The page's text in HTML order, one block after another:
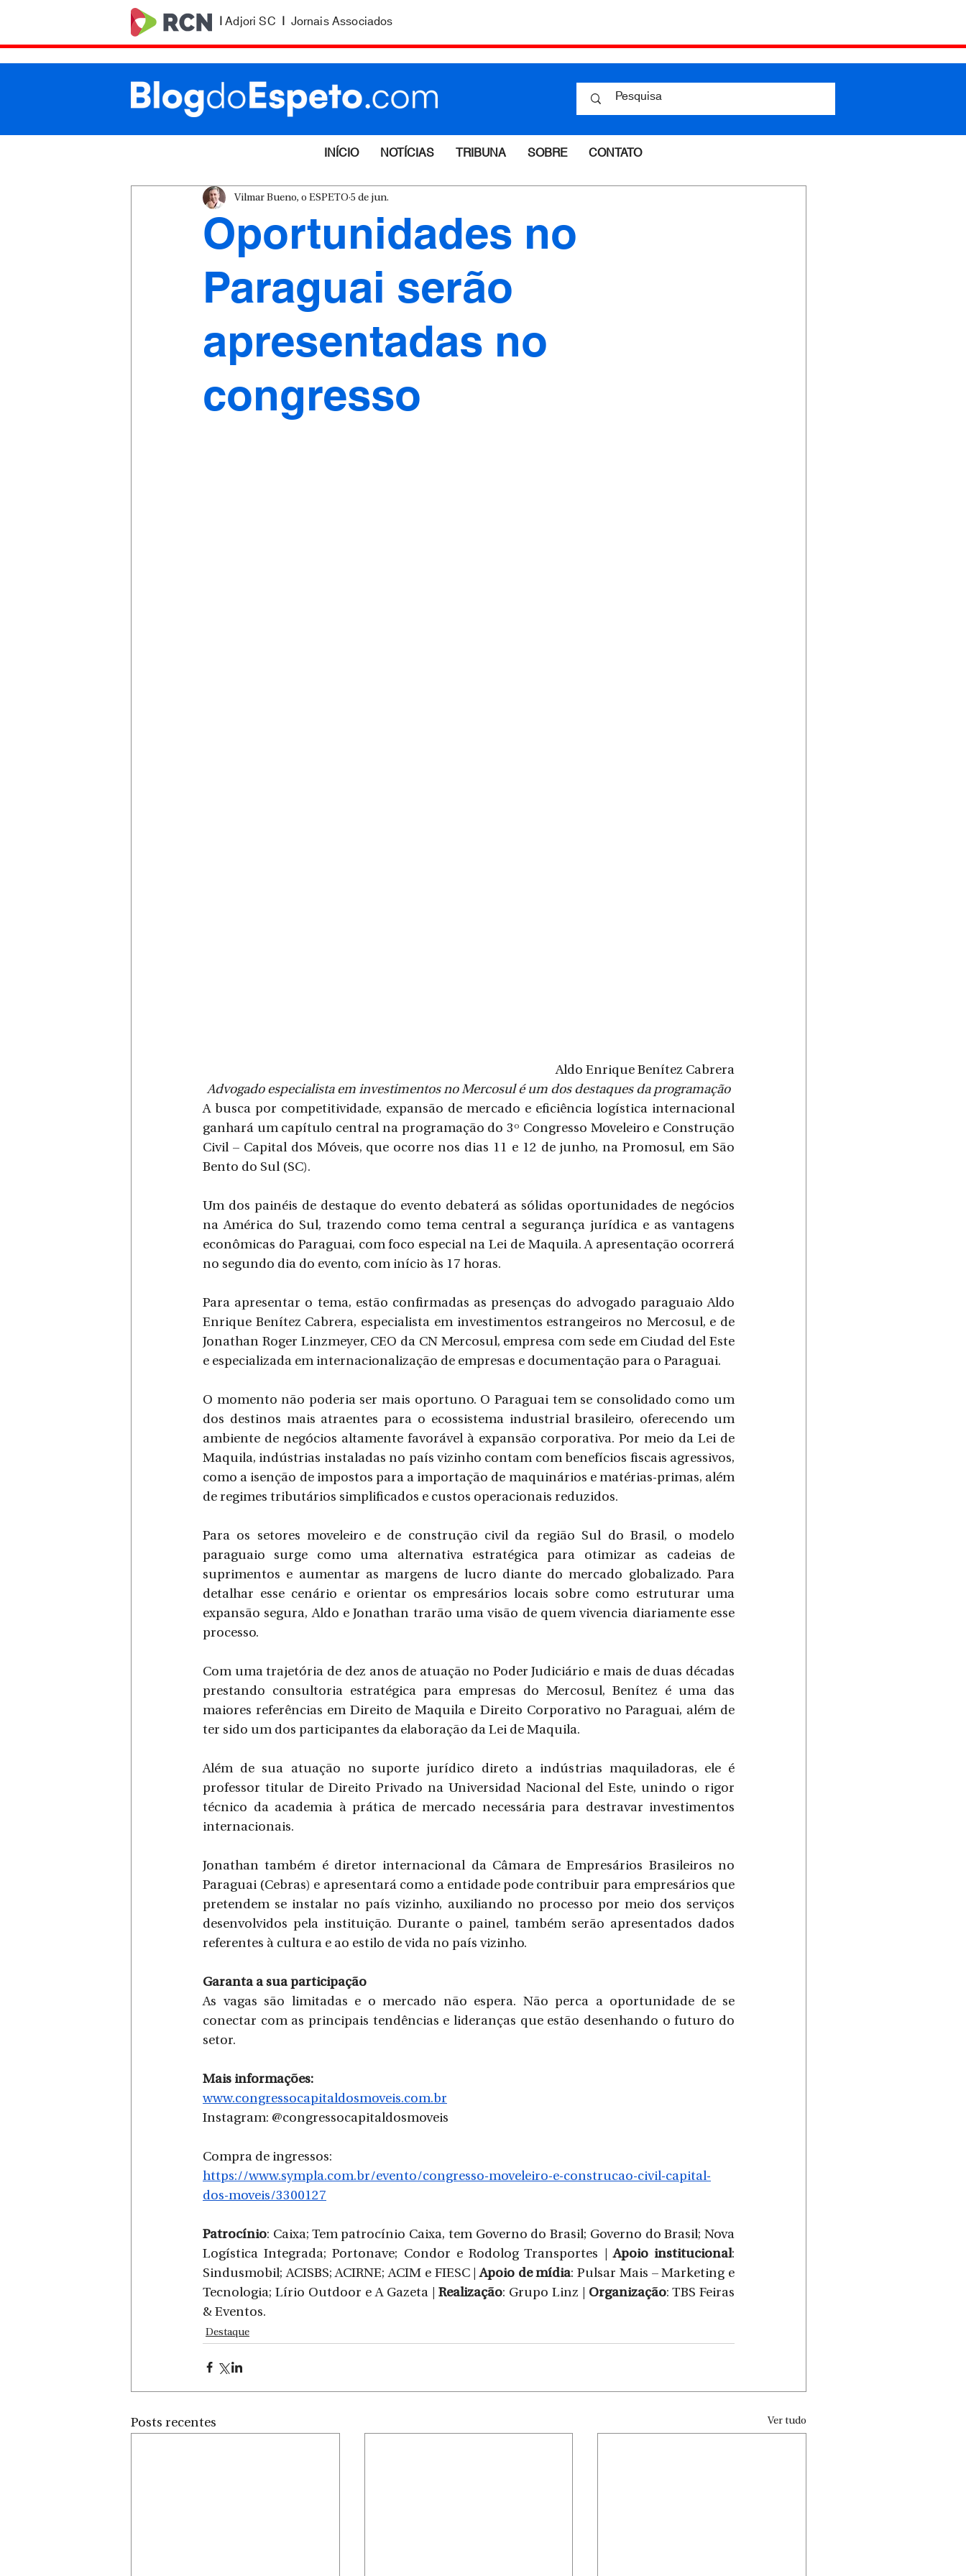
|Adjori SC | Jornais Associados
INÍCIO NOTÍCIAS TRIBUNA SOBRE CONTATO
Oportunidades no
Paraguai serão
apresentadas no
congresso
Vilmar Bueno, o ESPETO 5 de jun.
Aldo Enrique Benítez Cabrera
Advogado especialista em investimentos no Mercosul é um dos destaques da programação
A busca por competitividade, expansão de mercado e eficiência logística internacional
ganhará um capítulo central na programação do 3º Congresso Moveleiro e Construção
Civil – Capital dos Móveis, que ocorre nos dias 11 e 12 de junho, na Promosul, em São
Bento do Sul (SC).
Um dos painéis de destaque do evento debaterá as sólidas oportunidades de negócios
na América do Sul, trazendo como tema central a segurança jurídica e as vantagens
econômicas do Paraguai, com foco especial na Lei de Maquila. A apresentação ocorrerá
no segundo dia do evento, com início às 17 horas.
Para apresentar o tema, estão confirmadas as presenças do advogado paraguaio Aldo
Enrique Benítez Cabrera, especialista em investimentos estrangeiros no Mercosul, e de
Jonathan Roger Linzmeyer, CEO da CN Mercosul, empresa com sede em Ciudad del Este
e especializada em internacionalização de empresas e documentação para o Paraguai.
O momento não poderia ser mais oportuno. O Paraguai tem se consolidado como um
dos destinos mais atraentes para o ecossistema industrial brasileiro, oferecendo um
ambiente de negócios altamente favorável à expansão corporativa. Por meio da Lei de
Maquila, indústrias instaladas no país vizinho contam com benefícios fiscais agressivos,
como a isenção de impostos para a importação de maquinários e matérias-primas, além
de regimes tributários simplificados e custos operacionais reduzidos.
Para os setores moveleiro e de construção civil da região Sul do Brasil, o modelo
paraguaio surge como uma alternativa estratégica para otimizar as cadeias de
suprimentos e aumentar as margens de lucro diante do mercado globalizado. Para
detalhar esse cenário e orientar os empresários locais sobre como estruturar uma
expansão segura, Aldo e Jonathan trarão uma visão de quem vivencia diariamente esse
processo.
Com uma trajetória de dez anos de atuação no Poder Judiciário e mais de duas décadas
prestando consultoria estratégica para empresas do Mercosul, Benítez é uma das
maiores referências em Direito de Maquila e Direito Corporativo no Paraguai, além de
ter sido um dos participantes da elaboração da Lei de Maquila.
Além de sua atuação no suporte jurídico direto a indústrias maquiladoras, ele é
professor titular de Direito Privado na Universidad Nacional del Este, unindo o rigor
técnico da academia à prática de mercado necessária para destravar investimentos
internacionais.
Jonathan também é diretor internacional da Câmara de Empresários Brasileiros no
Paraguai (Cebras) e apresentará como a entidade pode contribuir para empresários que
pretendem se instalar no país vizinho, auxiliando no processo por meio dos serviços
desenvolvidos pela instituição. Durante o painel, também serão apresentados dados
referentes à cultura e ao estilo de vida no país vizinho.
Garanta a sua participação
As vagas são limitadas e o mercado não espera. Não perca a oportunidade de se
conectar com as principais tendências e lideranças que estão desenhando o futuro do
setor.
Mais informações:
www.congressocapitaldosmoveis.com.br
Instagram: @congressocapitaldosmoveis
Compra de ingressos:
https://www.sympla.com.br/evento/congresso-moveleiro-e-construcao-civil-capital-
dos-moveis/3300127
Patrocínio: Caixa; Tem patrocínio Caixa, tem Governo do Brasil; Governo do Brasil; Nova
Logística Integrada; Portonave; Condor e Rodolog Transportes | Apoio institucional:
Sindusmobil; ACISBS; ACIRNE; ACIM e FIESC | Apoio de mídia: Pulsar Mais – Marketing e
Tecnologia; Lírio Outdoor e A Gazeta | Realização: Grupo Linz | Organização: TBS Feiras
& Eventos.
Destaque
Posts recentes Ver tudo